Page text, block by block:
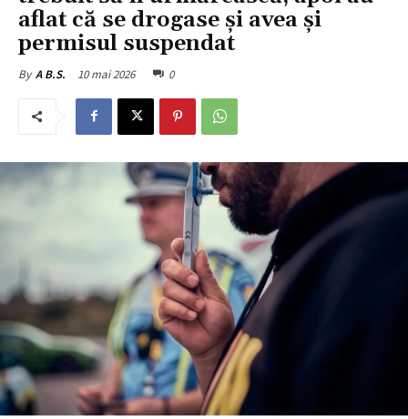
aflat că se drogase și avea și
permisul suspendat
By A B.S. 10 mai 2026 0